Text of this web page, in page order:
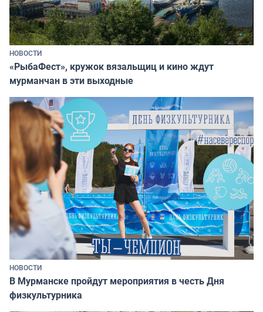
НОВОСТИ
«РыбаФест», кружок вязальщиц и кино ждут
мурманчан в эти выходные
НОВОСТИ
В Мурманске пройдут мероприятия в честь Дня
физкультурника